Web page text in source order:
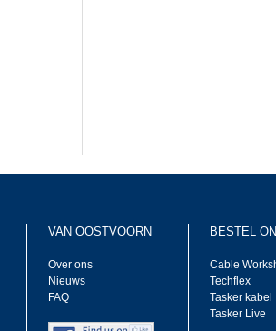
VAN OOSTVOORN
Over ons
Nieuws
FAQ
BESTEL
Cable
Techflex
Tasker kabel
Tasker Live